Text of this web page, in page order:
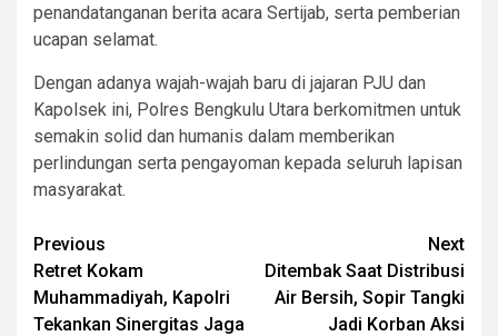
penandatanganan berita acara Sertijab, serta pemberian
ucapan selamat.
​Dengan adanya wajah-wajah baru di jajaran PJU dan
Kapolsek ini, Polres Bengkulu Utara berkomitmen untuk
semakin solid dan humanis dalam memberikan
perlindungan serta pengayoman kepada seluruh lapisan
masyarakat.
Post
navigation
Previous
Retret Kokam
Muhammadiyah, Kapolri
Tekankan Sinergitas Jaga
Next
Ditembak Saat Distribusi
Air Bersih, Sopir Tangki
Jadi Korban Aksi